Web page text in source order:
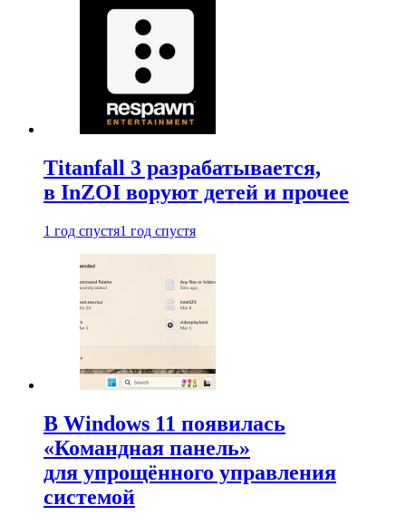
Titanfall 3 разрабатывается,
в InZOI воруют детей и прочее
1 год спустя1 год спустя
В Windows 11 появилась
«Командная панель»
для упрощённого управления
системой